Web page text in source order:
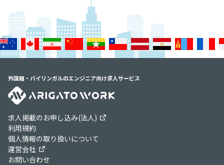
外国籍・バイリンガルのエンジニア向け求人サービス
求人掲載のお申し込み(法人)
利用規約
個人情報の取り扱いについて
運営会社
お問い合わせ